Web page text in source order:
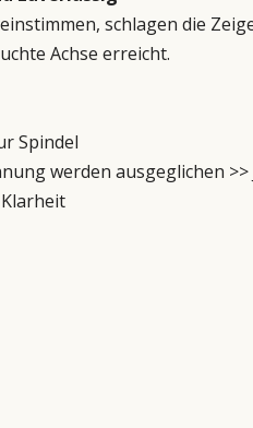
schlagen die
Achse erreicht.
Spindel
werden ausgeglichen